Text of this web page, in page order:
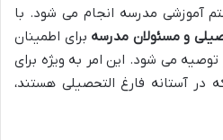
آموزشی مدرسه انجام می شود. با
و مسئولان مدرسه برای اطمینان
می شود. این امر به ویژه برای
در آستانه فارغ التحصیلی هستند،